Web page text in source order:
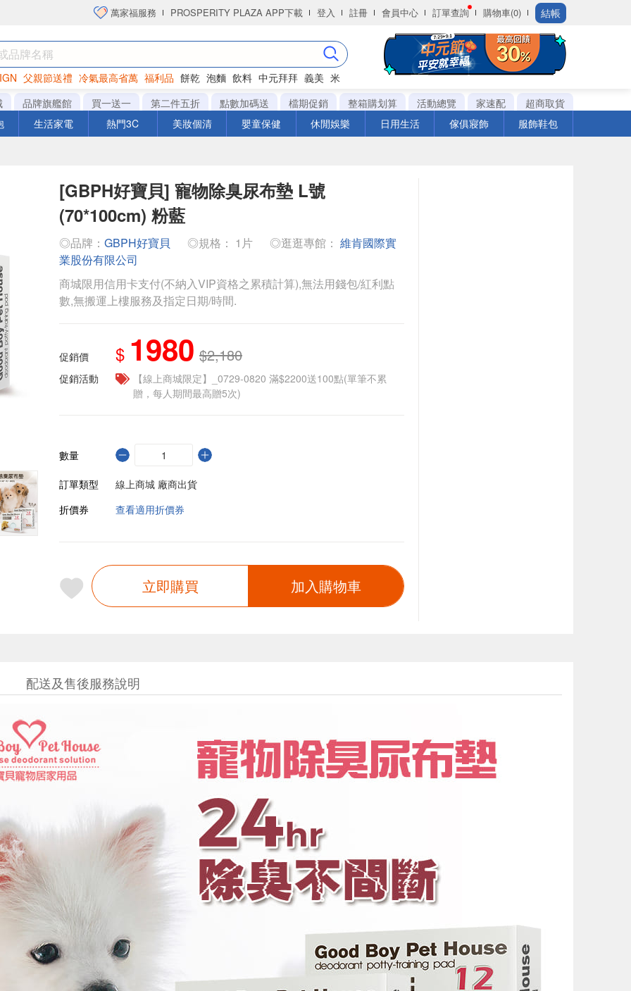
萬家福服務 PROSPERITY PLAZA APP下載 登入 註冊 會員中心 訂單查詢 購物車(0) 結帳
父親節送禮 冷氣最高省萬 福利品 餅乾 泡麵 飲料 中元拜拜 義美 米
衛生紙
品牌旗艦館 買一送一 第二件五折 點數加碼送 檔期促銷 整箱購划算 活動總覽 家速配
超商取貨
生活家電 熱門3C 美妝個清 嬰童保健 休閒娛樂 日用生活 傢俱寢飾 服飾鞋包
[GBPH好寶貝] 寵物除臭尿布墊 L號
(70*100cm) 粉藍
◎品牌： GBPH好寶貝 ◎規格： 1片 ◎逛逛專館： 維肯國際實
業股份有限公司
商城限用信用卡支付(不納入VIP資格之累積計算),無法用錢包/紅利點
數,無搬運上樓服務及指定日期/時間.
促銷價 $ 1980 $2,180
促銷活動
【線上商城限定】_0729-0820 滿$2200送100點(單筆不累
贈，每人期間最高贈5次)
數量
訂單類型
線上商城 廠商出貨
折價券
查看適用折價券
立即購買 加入購物車
配送及售後服務說明